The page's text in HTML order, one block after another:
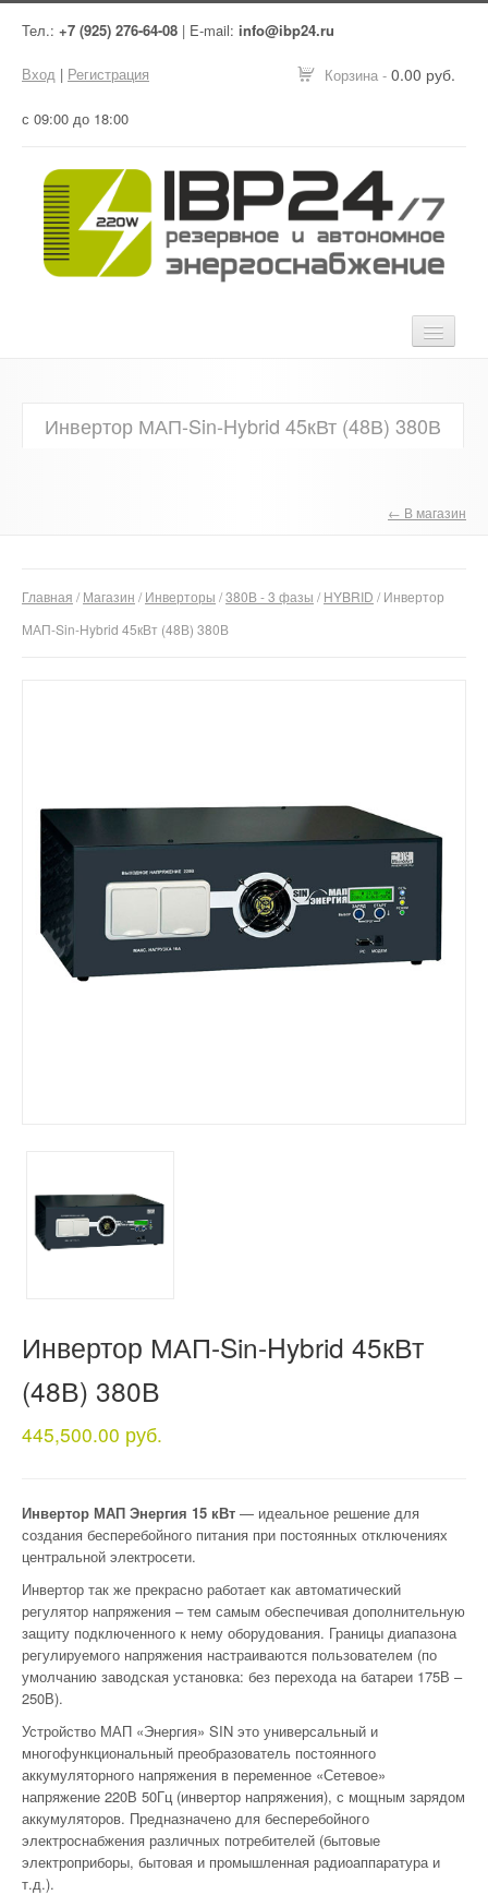
Тел.: +7 (925) 276-64-08 | E-mail: info@ibp24.ru
Корзина - 0.00 руб.
Вход | Регистрация
с 09:00 до 18:00
Оборудование
Контакты
Инвертор МАП-Sin-Hybrid 45кВт (48В) 380В
← В магазин
Главная /Магазин /Инверторы /380В - 3 фазы /HYBRID / Инвертор
МАП-Sin-Hybrid 45кВт (48В) 380В
Инвертор МАП-Sin-Hybrid 45кВт
(48В) 380В
445,500.00 руб.
Инвертор МАП Энергия 15 кВт — идеальное решение для
создания бесперебойного питания при постоянных отключениях
центральной электросети.
Инвертор так же прекрасно работает как автоматический
регулятор напряжения – тем самым обеспечивая дополнительную
защиту подключенного к нему оборудования. Границы диапазона
регулируемого напряжения настраиваются пользователем (по
умолчанию заводская установка: без перехода на батареи 175В –
250В).
Устройство МАП «Энергия» SIN это универсальный и
многофункциональный преобразователь постоянного
аккумуляторного напряжения в переменное «Сетевое»
напряжение 220В 50Гц (инвертор напряжения), с мощным зарядом
аккумуляторов. Предназначено для бесперебойного
электроснабжения различных потребителей (бытовые
электроприборы, бытовая и промышленная радиоаппаратура и
т.д.).